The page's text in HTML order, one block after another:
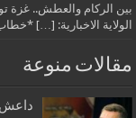
بين الركام والعطش.. غزة
الولاية الاخبارية: […]
مقالات منوعة
داعش